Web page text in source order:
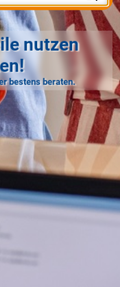
nutzen
bestens beraten.